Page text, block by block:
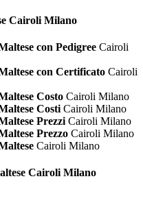
Cairoli Milano
con Pedigree Cairoli
con Certificato Cairoli
Costo Cairoli Milano
Costi Cairoli Milano
Prezzi Cairoli Milano
Prezzo Cairoli Milano
Cairoli Milano
Cairoli Milano